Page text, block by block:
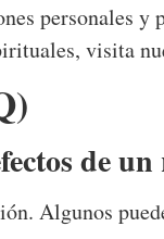
personales y
visita
de
Algunos